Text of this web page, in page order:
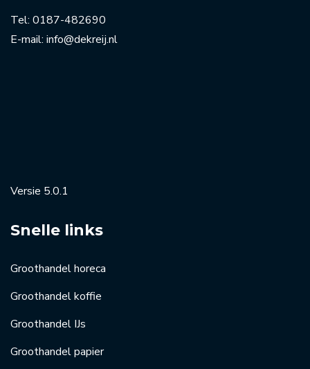
Tel: 0187-482690
E-mail: info@dekreij.nl
Versie 5.0.1
Snelle links
Groothandel horeca
Groothandel koffie
Groothandel IJs
Groothandel papier